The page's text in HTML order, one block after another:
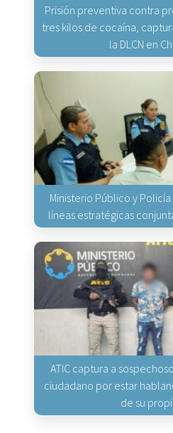
Prisión preventiva contra
tres kilos de cocaína,
la DLCN en
Ministerio Público y
líneas estratégicas
ATIC captura a
ciudadano por estar
de su